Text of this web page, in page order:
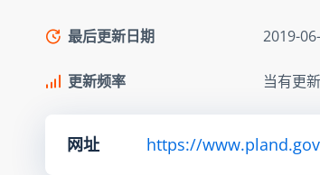
最后更新日期 2019-
更新频率 当有更
网址 https://